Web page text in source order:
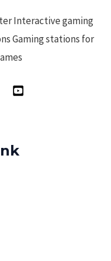
Interactive gaming
Gaming stations for